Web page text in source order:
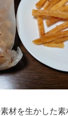
材を生かした素